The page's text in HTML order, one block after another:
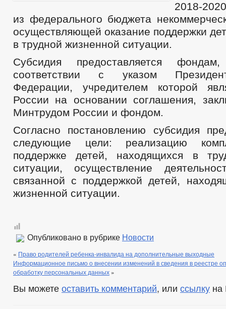
2018-
из федерального бюджета
осуществляющей оказание поддержки
в трудной жизненной ситуации.
Субсидия предоставляется
соответствии с указом
Федерации, учредителем которой
России на основании соглашения,
Минтрудом России и фондом.
Согласно постановлению субсидия
следующие цели: реализацию
поддержке детей, находящихся в
ситуации, осуществление
связанной с поддержкой детей,
жизненной ситуации.
Опубликовано в рубрике Новости
« Право родителей ребенка-инвалида на дополнительные выходные
Информационное письмо о внесении изменений в сведения в реестре
обработку персональных данных »
Вы можете оставить комментарий, или ссылку на